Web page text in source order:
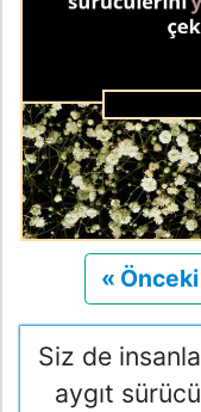
«
Siz de
aygıt